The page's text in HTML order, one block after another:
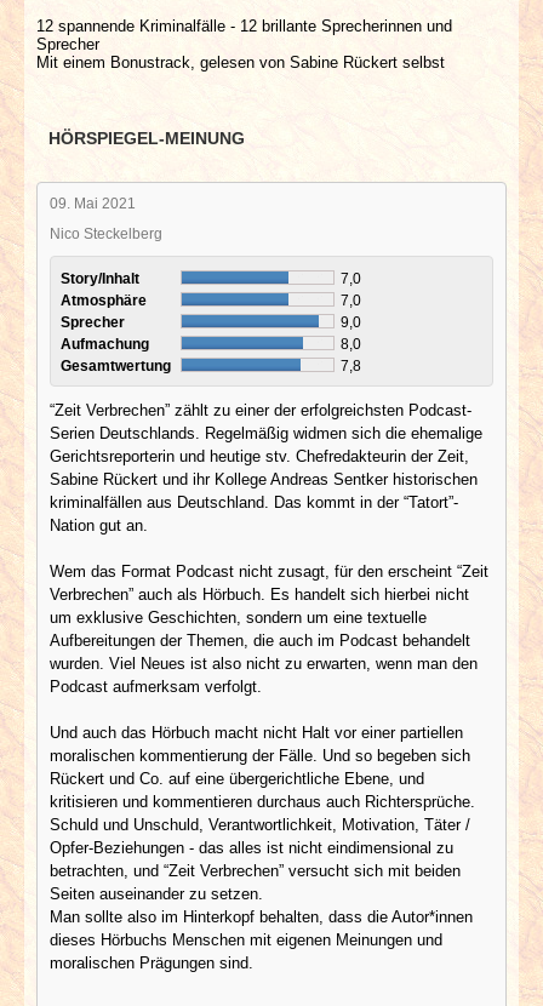
12 spannende Kriminalfälle - 12 brillante Sprecherinnen und
Sprecher
Mit einem Bonustrack, gelesen von Sabine Rückert selbst
HÖRSPIEGEL-MEINUNG
09. Mai 2021
Nico Steckelberg
Story/Inhalt
7,0
Atmosphäre
7,0
Sprecher
9,0
Aufmachung
8,0
Gesamtwertung
7,8
“Zeit Verbrechen” zählt zu einer der erfolgreichsten Podcast-
Serien Deutschlands. Regelmäßig widmen sich die ehemalige
Gerichtsreporterin und heutige stv. Chefredakteurin der Zeit,
Sabine Rückert und ihr Kollege Andreas Sentker historischen
kriminalfällen aus Deutschland. Das kommt in der “Tatort”-
Nation gut an.
Wem das Format Podcast nicht zusagt, für den erscheint “Zeit
Verbrechen” auch als Hörbuch. Es handelt sich hierbei nicht
um exklusive Geschichten, sondern um eine textuelle
Aufbereitungen der Themen, die auch im Podcast behandelt
wurden. Viel Neues ist also nicht zu erwarten, wenn man den
Podcast aufmerksam verfolgt.
Und auch das Hörbuch macht nicht Halt vor einer partiellen
moralischen kommentierung der Fälle. Und so begeben sich
Rückert und Co. auf eine übergerichtliche Ebene, und
kritisieren und kommentieren durchaus auch Richtersprüche.
Schuld und Unschuld, Verantwortlichkeit, Motivation, Täter /
Opfer-Beziehungen - das alles ist nicht eindimensional zu
betrachten, und “Zeit Verbrechen” versucht sich mit beiden
Seiten auseinander zu setzen.
Man sollte also im Hinterkopf behalten, dass die Autor*innen
dieses Hörbuchs Menschen mit eigenen Meinungen und
moralischen Prägungen sind.